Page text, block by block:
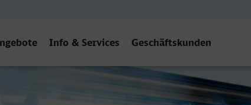
Info & Services Geschäftskunden
(Oder) Bahnhof